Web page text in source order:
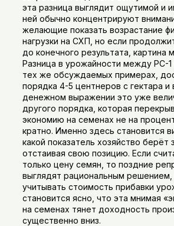
эта разница выглядит ощутимой и
ней обычно концентрируют
желающие показать возрастание
нагрузки на СХП, но если
до конечного результата, картина
Разница в урожайности между РС-1
тех же обсуждаемых примерах,
порядка 4-5 центнеров с гектара и
денежном выражении это уже
другого порядка, которая
экономию на семенах не на
кратно. Именно здесь становится
какой показатель хозяйство берёт
отстаивая свою позицию. Если
только цену семян, то поздние
выглядят рациональным решением,
учитывать стоимость прибавки
становится ясно, что эта мнимая
на семенах тянет доходность
существенно вниз.